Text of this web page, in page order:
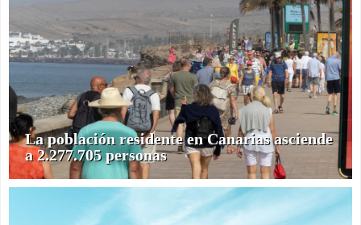
La población residente en Canarias asciende
a 2.277.705 personas